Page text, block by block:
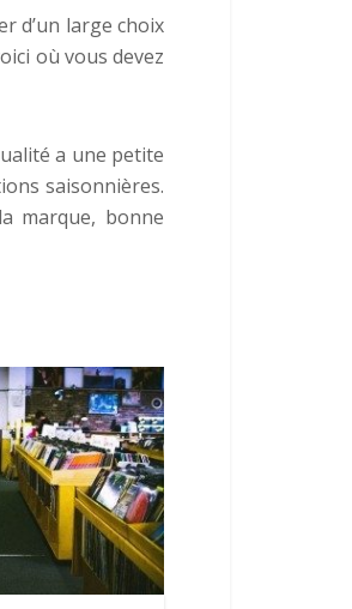
d’un large choix
où vous devez
a une petite
saisonnières.
marque, bonne